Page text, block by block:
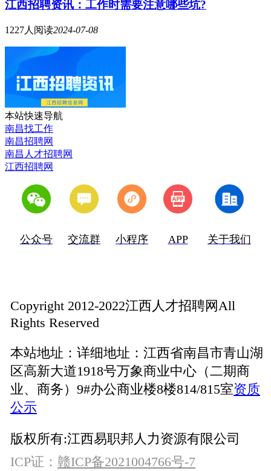
江西招聘资讯：工作时需要注意哪些坑?
1227人阅读2024-07-08
本站快速导航
南昌找工作
南昌招聘网
南昌人才招聘网
江西招聘网
公众号 交流群 小程序 APP 关于我们
Copyright 2012-2022江西人才招聘网All
Rights Reserved
本站地址： 详细地址：江西省南昌市青山湖
区高新大道1918号万象商业中心（二期商
业、商务）9#办公商业楼8楼814/815室资质
公示
版权所有:江西易职邦人力资源有限公司
ICP证： 赣ICP备2021004766号-7